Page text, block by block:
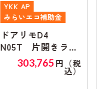
YKK AP
みらいエコ補助金
ドアリモD4
N05T 片開きラン
マ無し303,765円（税
込）